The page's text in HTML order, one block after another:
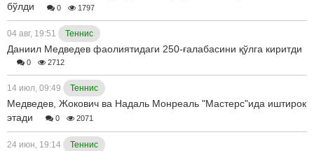
бўлди
0 1797
04 авг, 19:51 Теннис
Даниил Медведев фаолиятидаги 250-ғалабасини қўлга киритди
0 2712
14 июл, 09:49 Теннис
Медведев, Жокович ва Надаль Монреаль "Мастерс"ида иштирок
этади
0 2071
24 июн, 19:14 Теннис